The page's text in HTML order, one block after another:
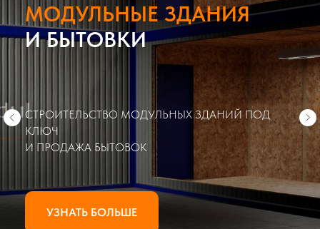
МОДУЛЬНЫЕ ЗДАНИЯ
И БЫТОВКИ
СТРОИТЕЛЬСТВО МОДУЛЬНЫХ ЗДАНИЙ ПОД
КЛЮЧ
И ПРОДАЖА БЫТОВОК
УЗНАТЬ БОЛЬШЕ